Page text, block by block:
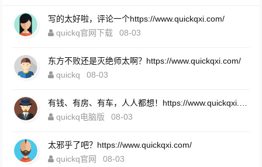
写的太好啦，评论一个https://www.quickqxi.com/
quickq官网下载
08-03
东方不败还是灭绝师太啊？https://www.quickqxi.com/
quickq
08-03
quickq电脑版
08-03
太邪乎了吧？https://www.quickqxi.com/
quickq官网
08-03